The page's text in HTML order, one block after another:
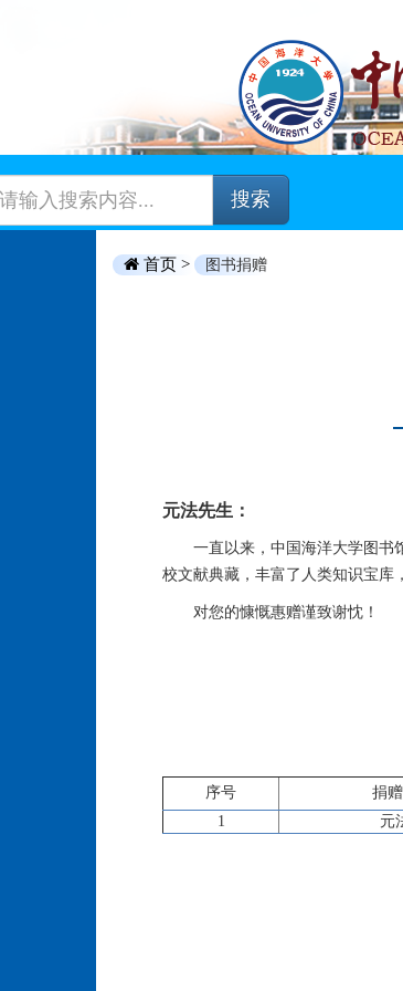
搜索
首页 > 图书捐赠
元法先生：
一直以来，中国海洋大学图书
校文献典藏，丰富了人类知识宝库
对您的慷慨惠赠谨致谢忱！
序号 捐
1
元